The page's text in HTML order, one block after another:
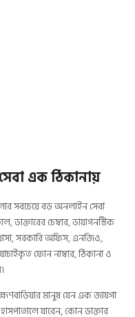
এক ঠিকানায়
সবচেয়ে বড় অনলাইন সেবা
ডাক্তারের চেম্বার, ডায়াগনস্টিক
সরকারি অফিস, এনজিও,
ফোন নাম্বার, ঠিকানা ও
মানুষ যেন এক জায়গা
যাবেন, কোন ডাক্তার